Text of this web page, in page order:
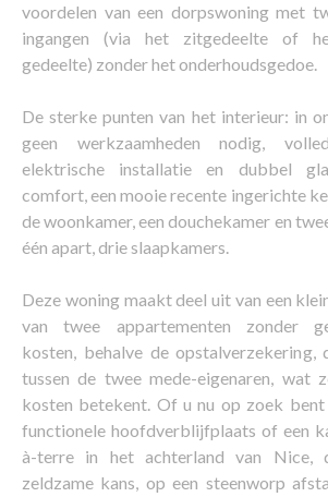
voordelen van een dorpswoning met
ingangen (via het zitgedeelte of
gedeelte) zonder het onderhoudsgedoe.
De sterke punten van het interieur: in
geen werkzaamheden nodig,
elektrische installatie en dubbel
comfort, een mooie recente ingerichte
de woonkamer, een douchekamer en
één apart, drie slaapkamers.
Deze woning maakt deel uit van een
van twee appartementen zonder
kosten, behalve de opstalverzekering,
tussen de twee mede-eigenaren, wat
kosten betekent. Of u nu op zoek bent
functionele hoofdverblijfplaats of een
à-terre in het achterland van Nice,
zeldzame kans, op een steenworp